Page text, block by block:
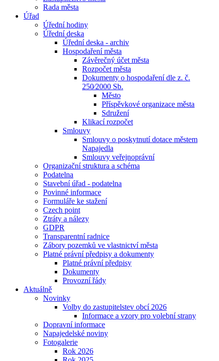
Rada města
Úřad
Úřední hodiny
Úřední deska
Úřední deska - archiv
Hospodaření města
Závěrečný účet města
Rozpočet města
Dokumenty o hospodaření dle z. č.
250⁄2000 Sb.
Město
Příspěvkové organizace města
Sdružení
Klikací rozpočet
Smlouvy
Smlouvy o poskytnutí dotace městem
Napajedla
Smlouvy veřejnoprávní
Organizační struktura a schéma
Podatelna
Stavební úřad - podatelna
Povinné informace
Formuláře ke stažení
Czech point
Ztráty a nálezy
GDPR
Transparentní radnice
Zábory pozemků ve vlastnictví města
Platné právní předpisy a dokumenty
Platné právní předpisy
Dokumenty
Provozní řády
Aktuálně
Novinky
Volby do zastupitelstev obcí 2026
Informace a vzory pro volební strany
Dopravní informace
Napajedelské noviny
Fotogalerie
Rok 2026